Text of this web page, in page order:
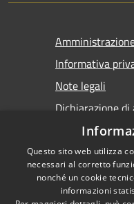
Informativa
Note legali
Dichiarazione di
Questo sito web utilizza
necessari al corretto
nonché un cookie
informazioni